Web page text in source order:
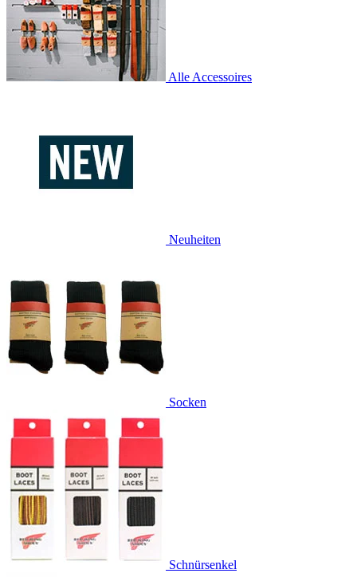
Alle Accessoires
Neuheiten
Socken
Schnürsenkel